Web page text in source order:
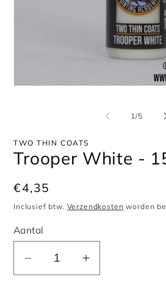
1/van
5
TWO THIN COATS
Trooper White -
Normale
prijs
€4,35
Inclusief btw. Verzendkosten worden
Aantal
Aantal
Aantal